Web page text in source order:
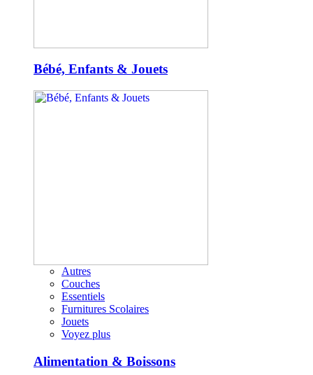
Bébé, Enfants & Jouets
Autres
Couches
Essentiels
Furnitures Scolaires
Jouets
Voyez plus
Alimentation & Boissons